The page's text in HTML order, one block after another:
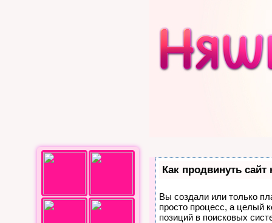
Как продвинуть
Вы создали или только
просто процесс, а целый
позиций в поисковых